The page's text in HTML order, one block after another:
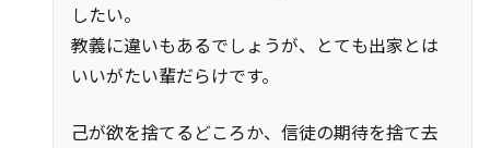
したい。
教義に違いもあるでしょうが、とても出家とは
いいがたい輩だらけです。
己が欲を捨てるどころか、信徒の期待を捨て去